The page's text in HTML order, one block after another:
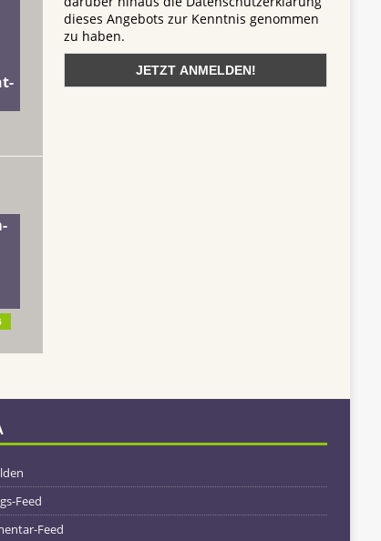
dieses Angebots zur Kenntnis genommen
zu haben.
Feed
Feed